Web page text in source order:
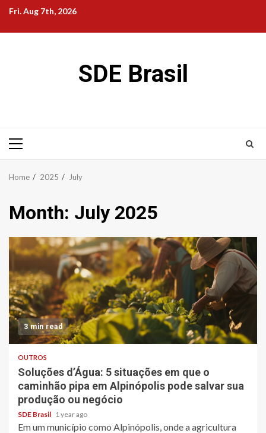
Skip
content
Fri. Aug 7th, 2026
SDE Brasil
Primary
Home 2025 July
Month: July 2025
3 min read
OUTROS
Soluções d’Água: 5 situações em que o
caminhão pipa em Alpinópolis pode salvar sua
produção ou negócio
SDE Brasil 1 year ago
Em um município como Alpinópolis, onde a agricultura